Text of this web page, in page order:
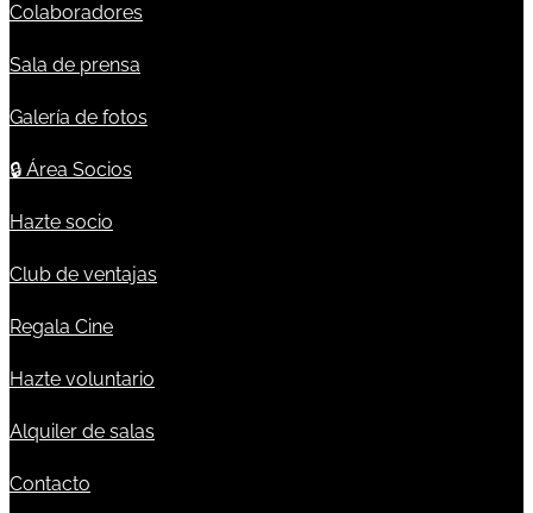
Colaboradores
Sala de prensa
Galería de fotos
🔒 Área Socios
Hazte socio
Club de ventajas
Regala Cine
Hazte voluntario
Alquiler de salas
Contacto